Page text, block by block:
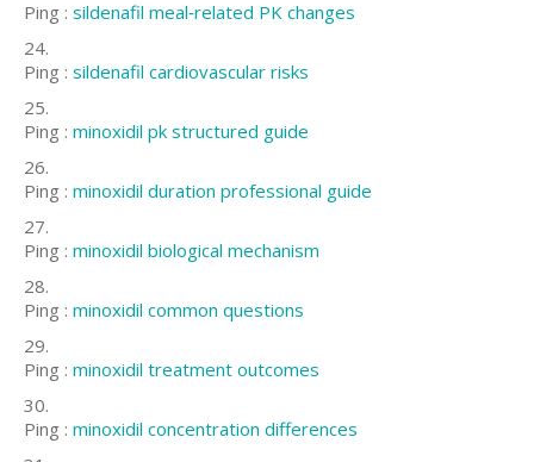
Ping : sildenafil meal‑related PK changes
Ping : sildenafil cardiovascular risks
Ping : minoxidil pk structured guide
Ping : minoxidil duration professional guide
Ping : minoxidil biological mechanism
Ping : minoxidil common questions
Ping : minoxidil treatment outcomes
Ping : minoxidil concentration differences